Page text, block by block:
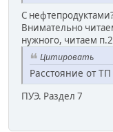
С
Внимательно
нужного, читаем
Цитировать
Расстояние от
ПУЭ. Раздел 7